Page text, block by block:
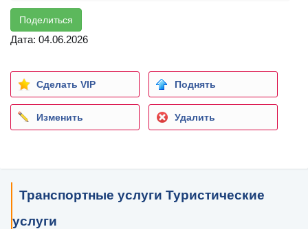
Поделиться
Дата: 04.06.2026
Сделать VIP Поднять
Изменить Удалить
Транспортные услуги Туристические
услуги